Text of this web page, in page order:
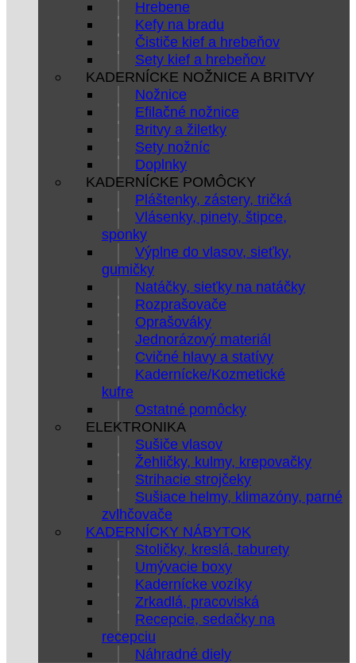
Hrebene
Kefy na bradu
Čističe kief a hrebeňov
Sety kief a hrebeňov
KADERNÍCKE NOŽNICE A BRITVY
Nožnice
Efilačné nožnice
Britvy a žiletky
Sety nožníc
Doplnky
KADERNÍCKE POMÔCKY
Pláštenky, zástery, tričká
Vlásenky, pinety, štipce,
sponky
Výplne do vlasov, sieťky,
gumičky
Natáčky, sieťky na natáčky
Rozprašovače
Oprašováky
Jednorázový materiál
Cvičné hlavy a statívy
Kadernícke/Kozmetické
kufre
Ostatné pomôcky
ELEKTRONIKA
Sušiče vlasov
Žehličky, kulmy, krepovačky
Strihacie strojčeky
Sušiace helmy, klimazóny, parné
zvlhčovače
KADERNÍCKY NÁBYTOK
Stoličky, kreslá, taburety
Umývacie boxy
Kadernícke vozíky
Zrkadlá, pracoviská
Recepcie, sedačky na
recepciu
Náhradné diely